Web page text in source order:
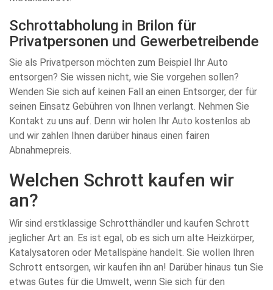
Schrottabholung in Brilon für
Privatpersonen und Gewerbetreibende
Sie als Privatperson möchten zum Beispiel Ihr Auto
entsorgen? Sie wissen nicht, wie Sie vorgehen sollen?
Wenden Sie sich auf keinen Fall an einen Entsorger, der für
seinen Einsatz Gebühren von Ihnen verlangt. Nehmen Sie
Kontakt zu uns auf. Denn wir holen Ihr Auto kostenlos ab
und wir zahlen Ihnen darüber hinaus einen fairen
Abnahmepreis.
Welchen Schrott kaufen wir
an?
Wir sind erstklassige Schrotthändler und kaufen Schrott
jeglicher Art an. Es ist egal, ob es sich um alte Heizkörper,
Katalysatoren oder Metallspäne handelt. Sie wollen Ihren
Schrott entsorgen, wir kaufen ihn an! Darüber hinaus tun Sie
etwas Gutes für die Umwelt, wenn Sie sich für den